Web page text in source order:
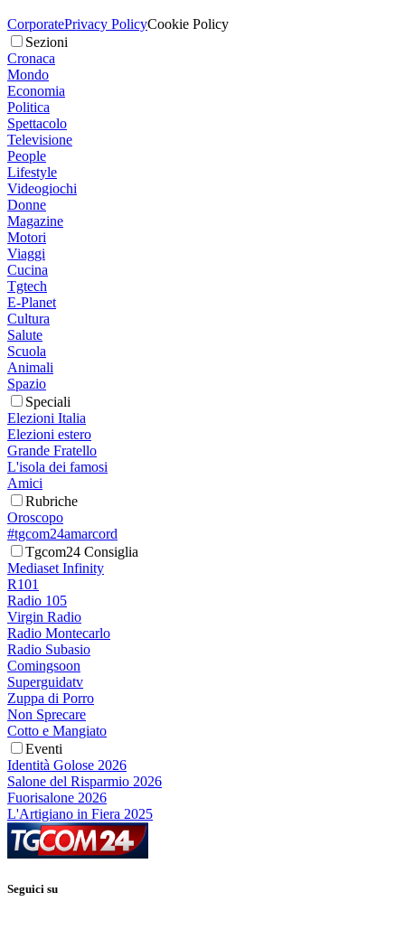
CorporatePrivacy PolicyCookie Policy
Sezioni
Cronaca
Mondo
Economia
Politica
Spettacolo
Televisione
People
Lifestyle
Videogiochi
Donne
Magazine
Motori
Viaggi
Cucina
Tgtech
E-Planet
Cultura
Salute
Scuola
Animali
Spazio
Speciali
Elezioni Italia
Elezioni estero
Grande Fratello
L'isola dei famosi
Amici
Rubriche
Oroscopo
#tgcom24amarcord
Tgcom24 Consiglia
Mediaset Infinity
R101
Radio 105
Virgin Radio
Radio Montecarlo
Radio Subasio
Comingsoon
Superguidatv
Zuppa di Porro
Non Sprecare
Cotto e Mangiato
Eventi
Identità Golose 2026
Salone del Risparmio 2026
Fuorisalone 2026
L'Artigiano in Fiera 2025
Seguici su